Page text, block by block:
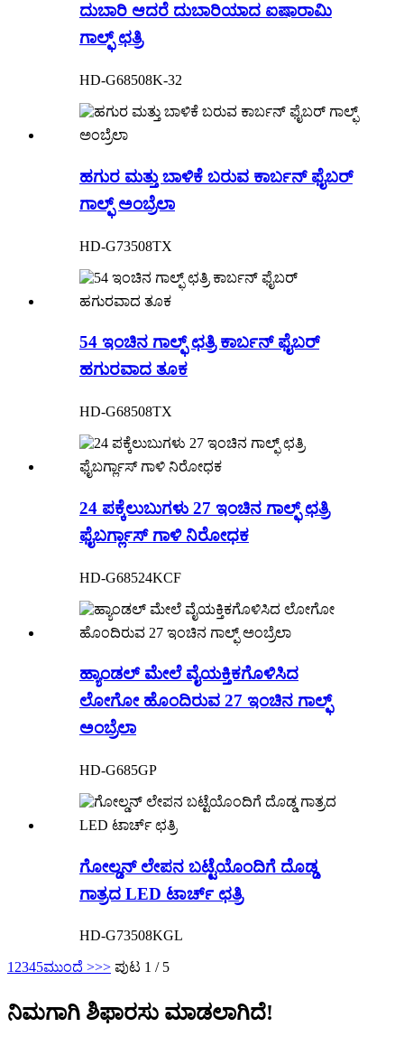
ದುಬಾರಿ ಆದರೆ ದುಬಾರಿಯಾದ ಐಷಾರಾಮಿ
ಗಾಲ್ಫ್ ಛತ್ರಿ
HD-G68508K-32
ಹಗುರ ಮತ್ತು ಬಾಳಿಕೆ ಬರುವ ಕಾರ್ಬನ್ ಫೈಬರ್
ಗಾಲ್ಫ್ ಅಂಬ್ರೆಲಾ
HD-G73508TX
54 ಇಂಚಿನ ಗಾಲ್ಫ್ ಛತ್ರಿ ಕಾರ್ಬನ್ ಫೈಬರ್
ಹಗುರವಾದ ತೂಕ
HD-G68508TX
24 ಪಕ್ಕೆಲುಬುಗಳು 27 ಇಂಚಿನ ಗಾಲ್ಫ್ ಛತ್ರಿ
ಫೈಬರ್ಗ್ಲಾಸ್ ಗಾಳಿ ನಿರೋಧಕ
HD-G68524KCF
ಹ್ಯಾಂಡಲ್ ಮೇಲೆ ವೈಯಕ್ತಿಕಗೊಳಿಸಿದ
ಲೋಗೋ ಹೊಂದಿರುವ 27 ಇಂಚಿನ ಗಾಲ್ಫ್
ಅಂಬ್ರೆಲಾ
HD-G685GP
ಗೋಲ್ಡನ್ ಲೇಪನ ಬಟ್ಟೆಯೊಂದಿಗೆ ದೊಡ್ಡ
ಗಾತ್ರದ LED ಟಾರ್ಚ್ ಛತ್ರಿ
HD-G73508KGL
1 2345ಮುಂದೆ >>> ಪುಟ 1 / 5
ನಿಮಗಾಗಿ ಶಿಫಾರಸು ಮಾಡಲಾಗಿದೆ!